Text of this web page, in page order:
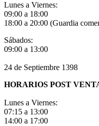
Lunes a Viernes:
09:00 a 18:00
18:00 a 20:00 (Guardia
Sábados:
09:00 a 13:00
24 de Septiembre 1398
HORARIOS POST
Lunes a Viernes:
07:15 a 13:00
14:00 a 17:00